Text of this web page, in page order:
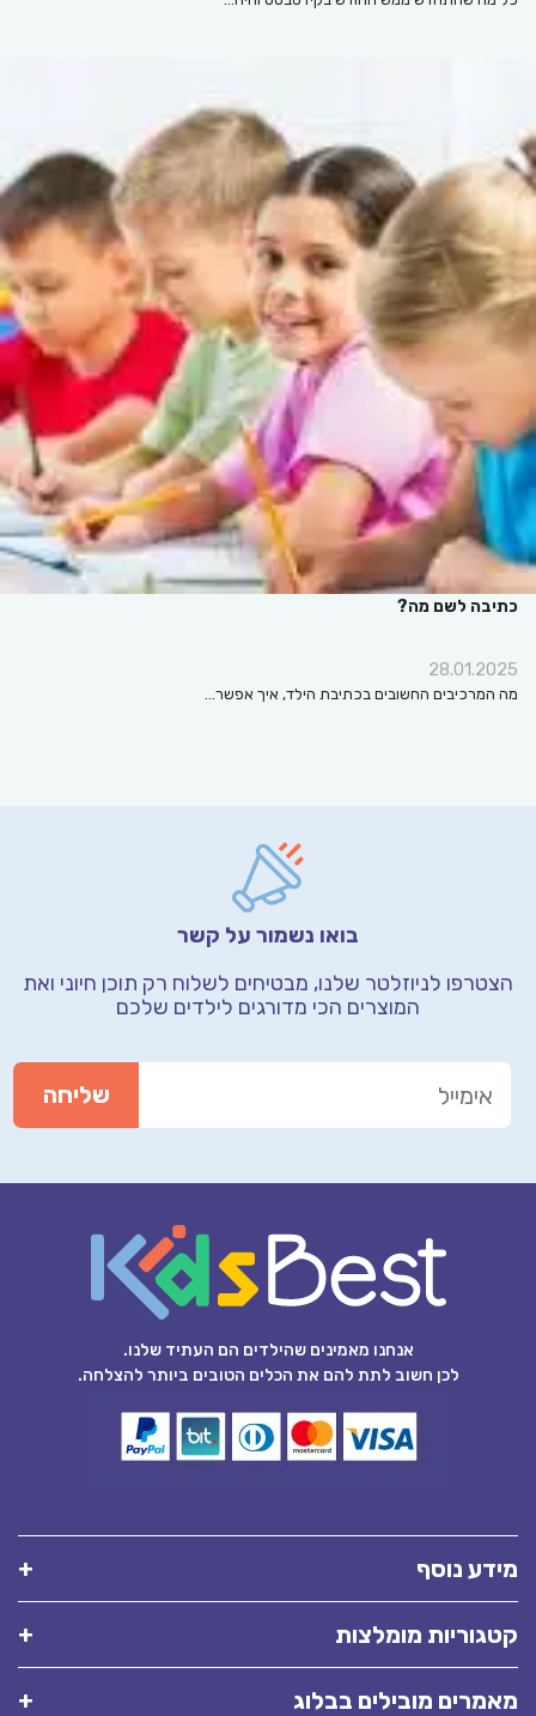
כתיבה לשם מה?
28.01.2025
מה המרכיבים החשובים בכתיבת הילד, איך אפשר…
בואו נשמור על קשר
הצטרפו לניוזלטר שלנו, מבטיחים לשלוח רק תוכן חיוני ואת
המוצרים הכי מדורגים לילדים שלכם
אנחנו מאמינים שהילדים הם העתיד שלנו.
לכן חשוב לתת להם את הכלים הטובים ביותר להצלחה.
מידע נוסף
קטגוריות מומלצות
מאמרים מובילים בבלוג